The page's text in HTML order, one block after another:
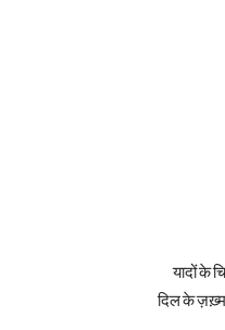
यादों के
दिल के